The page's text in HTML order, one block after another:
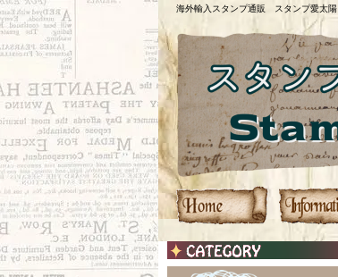
海外輸入スタンプ通販 スタンプ愛太陽